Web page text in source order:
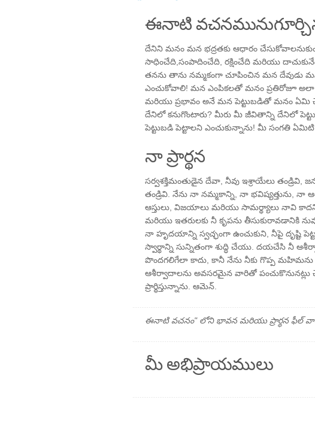
ఈనాటి
దేనిని మనం మన భద్రతకు ఆధారం
సాధించేది,సంపాదించేది, రక్షించేది మరియు
తనను తాను నమ్మకంగా చూపించిన మన దేవుడు
ఎంచుకోవాలి! మన ఎంపికలతో మనం ప్రతిరోజూ
మరియు ప్రభావం అనే మన పెట్టుబడితో మనం ఏమి
దేనిలో కనుగొంటారు? మీరు మీ జీవితాన్ని దేనిలో
పెట్టుబడి పెట్టాలని ఎంచుకున్నాను! మీ సంగతి
నా ప్రార్థన
సర్వశక్తిమంతుడైన దేవా, నీవు ఇశ్రాయేలు
తండ్రివి. నేను నా నమ్మకాన్ని, నా భవిష్యత్తును, నా
ఆస్తులు, విజయాలు మరియు సామర్థ్యాలు నావి కాదని
మరియు ఇతరులకు నీ కృపను తీసుకురావడానికి
నా హృదయాన్ని స్వచ్ఛంగా ఉంచుకుని, నీపై దృష్టి
స్వార్థాన్ని సున్నితంగా శుద్ధి చేయు. దయచేసి నీ
పొందగలిగేలా కాదు, కానీ నేను నీకు గొప్ప
ఆశీర్వాదాలను అవసరమైన వారితో
ప్రార్థిస్తున్నాను. ఆమెన్.
ఈనాటి వచనం" లోని భావన మరియు ప్రార్థన ఫీల్
మీ అభిప్రాయములు